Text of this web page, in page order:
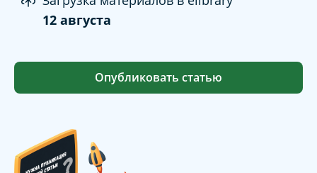
12 августа
Опубликовать статью